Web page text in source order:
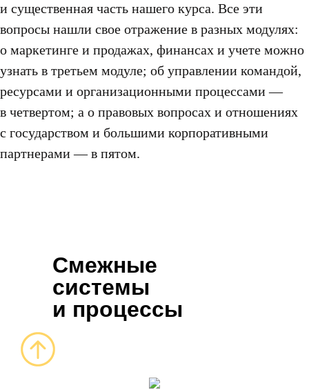
и существенная часть нашего курса. Все эти
вопросы нашли свое отражение в разных модулях:
о маркетинге и продажах, финансах и учете можно
узнать в третьем модуле; об управлении командой,
ресурсами и организационными процессами —
в четвертом; а о правовых вопросах и отношениях
с государством и большими корпоративными
партнерами — в пятом.
Смежные
системы
и процессы